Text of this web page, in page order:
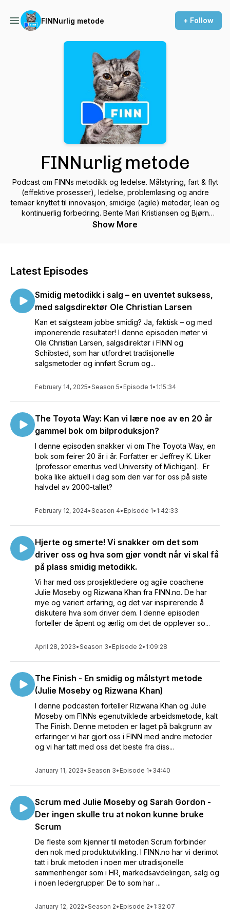
FINNurlig metode + Follow
FINNurlig metode
Podcast om FINNs metodikk og ledelse. Målstyring, fart & flyt
(effektive prosesser), ledelse, problemløsing og andre
temaer knyttet til innovasjon, smidige (agile) metoder, lean og
kontinuerlig forbedring. Bente Mari Kristiansen og Bjørn
Henrik Vangstein har jobbet med lean, smidig, målstyring og
økonomi/regnskap, HR og redaksjonelle miljøer. De utvikler
prosessforbedring og problemløsning. (FINN.no, Schibsted
og andre virksomheter).Hvis du har kommentarer, spørsmål
eller ønsker hjelp kan du gjerne ta kontakt med oss. E-post:
bente.mari.kristiansen@finn.no.
bjorn.henrik.vangstein@finn.no LinkedIn: Bjørn Henrik
Vangstein | LinkedIn: Bente Mari Kristiansen | LinkedIn
Show More
Latest Episodes
Smidig metodikk i salg – en uventet suksess,
med salgsdirektør Ole Christian Larsen
Kan et salgsteam jobbe smidig? Ja, faktisk – og med
imponerende resultater! I denne episoden møter vi
Ole Christian Larsen, salgsdirektør i FINN og
Schibsted, som har utfordret tradisjonelle
salgsmetoder og innført Scrum og...
February 14, 2025•Season 5• Episode 1• 1:15:34
The Toyota Way: Kan vi lære noe av en 20 år
gammel bok om bilproduksjon?
I denne episoden snakker vi om The Toyota Way, en
bok som feirer 20 år i år. Forfatter er Jeffrey K. Liker
(professor emeritus ved University of Michigan). Er
boka like aktuell i dag som den var for oss på siste
halvdel av 2000-tallet?
February 12, 2024•Season 4• Episode 1• 1:42:33
Hjerte og smerte! Vi snakker om det som
driver oss og hva som gjør vondt når vi skal få
på plass smidig metodikk.
Vi har med oss prosjektledere og agile coachene
Julie Moseby og Rizwana Khan fra FINN.no. De har
mye og variert erfaring, og det var inspirerende å
diskutere hva som driver dem. I denne episoden
forteller de åpent og ærlig om det de opplever so...
April 28, 2023•Season 3• Episode 2• 1:09:28
The Finish - En smidig og målstyrt metode
(Julie Moseby og Rizwana Khan)
I denne podcasten forteller Rizwana Khan og Julie
Moseby om FINNs egenutviklede arbeidsmetode, kalt
The Finish. Denne metoden er laget på bakgrunn av
erfaringer vi har gjort oss i FINN med andre metoder
og vi har tatt med oss det beste fra diss...
January 11, 2023•Season 3• Episode 1• 34:40
Scrum med Julie Moseby og Sarah Gordon -
Der ingen skulle tru at nokon kunne bruke
Scrum
De fleste som kjenner til metoden Scrum forbinder
den nok med produktutvikling. I FINN.no har vi derimot
tatt i bruk metoden i noen mer utradisjonelle
sammenhenger som i HR, markedsavdelingen, salg og
i noen ledergrupper. De to som har ...
January 12, 2022•Season 2• Episode 2• 1:32:07